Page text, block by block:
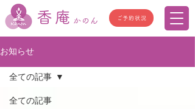
香庵 かのん ご予約状況
お知らせ
全ての記事
全ての記事